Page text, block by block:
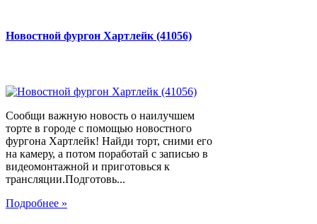
Новостной фургон Хартлейк (41056)
Сообщи важную новость о наилучшем
торте в городе с помощью новостного
фургона Хартлейк! Найди торт, сними его
на камеру, а потом поработай с записью в
видеомонтажной и приготовься к
трансляции.Подготовь...
Подробнее »